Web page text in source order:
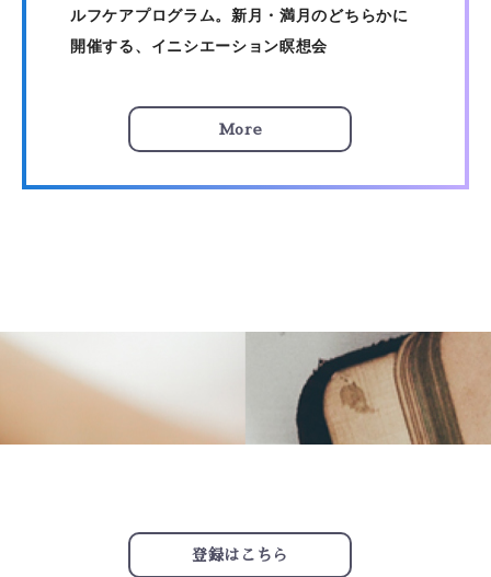
ルフケアプログラム。新月・満月のどちらかに
開催する、イニシエーション瞑想会
More
登録はこちら